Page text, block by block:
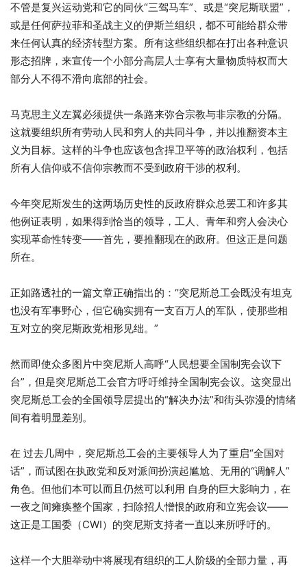
不管是复兴运动党和它的同伙“三驾马车”、或是“突尼斯联盟”，
或是任何萨拉菲和圣战主义的伊斯兰组织，都不可能给群众带
来任何认真的经济转型方案。所有这些组织都在打出各种意识
形态招牌，来宣传一个小部分高层人士享有大量物质特权而大
部分人不得不滑向底部的社会。
马克思主义左翼必须提供一条路来弥合宗教与非宗教的分隔。
这就要组织所有劳动人民和穷人的共同斗争，并以推翻资本主
义为目标。这样的斗争也应该包含捍卫平等的政治权利，包括
所有人信仰或不信仰宗教而不受到政府干涉的权利。
今年突尼斯发生的这两场历史性的反政府群众总罢工和许多其
他例证表明，如果得到恰当的领导，工人、青年和穷人会决心
实现革命性转变——首先，要推翻现在的政府。但这正是问题
所在。
正如路透社的一篇文章正确指出的：“突尼斯总工会既没有坦克
也没有军事野心，但它确实拥有一支百万人的军队，使那些相
互对立的突尼斯政党相形见绌。”
然而即使众多图片中突尼斯人高呼“人民想要全国制宪会议下
台”，但是突尼斯总工会官方呼吁维持全国制宪会议。这突显出
突尼斯总工会的全国领导层提出的“解决办法”和街头弥漫的情绪
间有着明显差别。
在 过去几周中，突尼斯总工会的主要领导人为了重启“全国对
话”，而试图在执政党和反对派间扮演起尴尬、无用的“调解人”
角色。但他们本可以而且仍然可以利用 自身的巨大影响力，在
一夜之间瘫痪整个国家，扫除招人憎恨的政府和立宪会议——
这正是工国委（CWI）的突尼斯支持者一直以来所呼吁的。
这样一个大胆举动中将展现有组织的工人阶级的全部力量，再